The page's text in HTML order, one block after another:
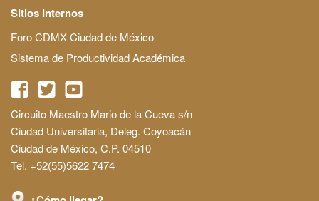
Sitios Internos
Foro CDMX Ciudad de México
Sistema de Productividad Académica
Circuito Maestro Mario de la Cueva s/n
Ciudad Universitaria, Deleg. Coyoacán
Ciudad de México, C.P. 04510
Tel. +52(55)5622 7474